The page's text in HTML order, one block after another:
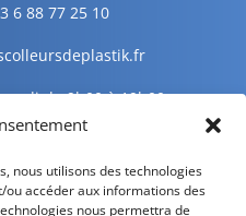
nous utilisons des technologies
accéder aux informations des
nous permettra de
6 88 77 25 10
de 9h00 à 19h00
légales